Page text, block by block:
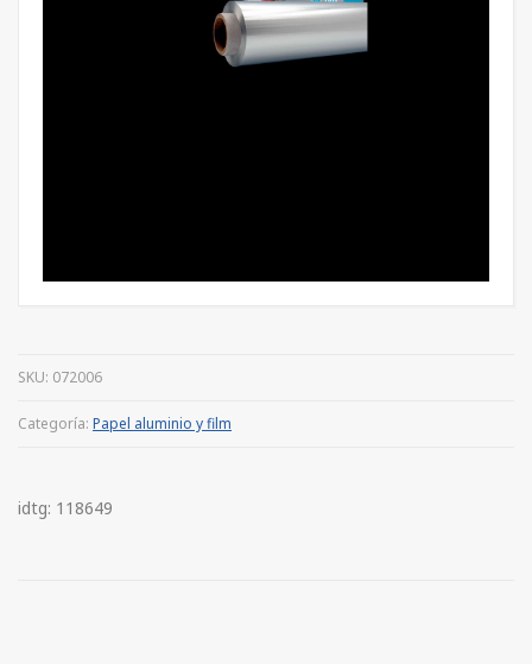
SKU: 072006
Categoría: Papel aluminio y film
idtg: 118649